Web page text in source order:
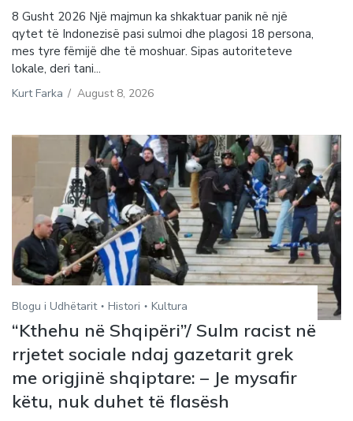
8 Gusht 2026 Një majmun ka shkaktuar panik në një
qytet të Indonezisë pasi sulmoi dhe plagosi 18 persona,
mes tyre fëmijë dhe të moshuar. Sipas autoriteteve
lokale, deri tani...
Kurt Farka / August 8, 2026
Blogu i Udhëtarit Histori Kultura
“Kthehu në Shqipëri”/ Sulm racist në
rrjetet sociale ndaj gazetarit grek
me origjinë shqiptare: – Je mysafir
këtu, nuk duhet të flasësh